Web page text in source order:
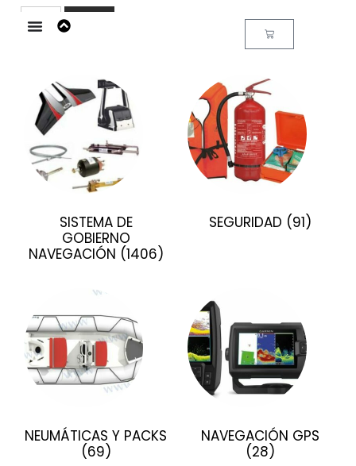
Buscar
SISTEMA DE
GOBIERNO
NAVEGACIÓN (1406)
SEGURIDAD (91)
NEUMÁTICAS Y PACKS
(69)
NAVEGACIÓN GPS
(28)